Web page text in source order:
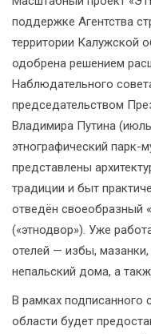
поддержке Агентства
территории Калужской
одобрена решением
Наблюдательного
председательством
Владимира Путина
этнографический парк-
представлены
традиции и быт
отведён своеобразный
(«этнодвор»). Уже
отелей — избы,
непальский дома, а
В рамках подписанного
области будет